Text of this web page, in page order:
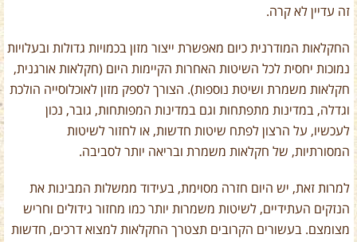
זה עדיין לא קרה.
החקלאות המודרנית כיום מאפשרת ייצור מזון בכמויות גדולות ובעלויות
נמוכות יחסית לכל השיטות האחרות הקיימות היום (חקלאות אורגנית,
חקלאות משמרת ושיטת נוספות). הצורך לספק מזון לאוכלוסייה הולכת
וגדלה, במדינות מתפתחות וגם במדינות המפותחות, גובר, נכון
לעכשיו, על הרצון לפתח שיטות חדשות, או לחזור לשיטות
המסורתיות, של חקלאות משמרת ובריאה יותר לסביבה.
למרות זאת, יש היום חזרה מסוימת, בעידוד ממשלות המבינות את
הנזקים העתידיים, לשיטות משמרות יותר כמו מחזור גידולים וחריש
מצומצם. בעשורים הקרובים תצטרך החקלאות למצוא דרכים, חדשות